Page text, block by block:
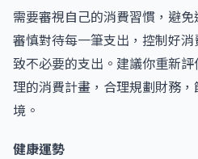
需要審視自己的消費習慣，避
審慎對待每一筆支出，控制好
致不必要的支出。建議你重新
理的消費計畫，合理規劃財務
境。
健康運勢